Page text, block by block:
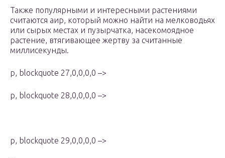
Также популярными и интересными растениями
считаются аир, который можно найти на мелководьях
или сырых местах и пузырчатка, насекомоядное
растение, втягивающее жертву за считанные
миллисекунды.
p, blockquote 27,0,0,0,0 –>
p, blockquote 28,0,0,0,0 –>
p, blockquote 29,0,0,0,0 –>